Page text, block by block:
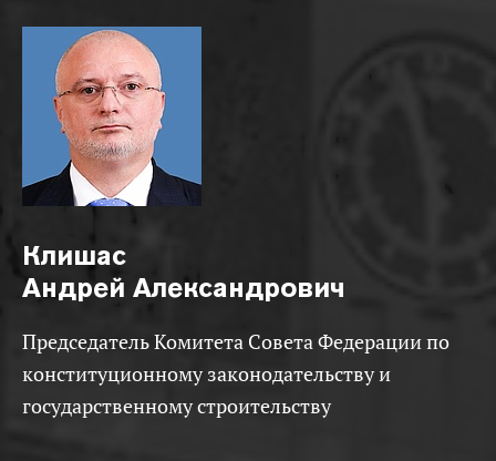
Клишас
Андрей Александрович
Председатель Комитета Совета Федерации по
конституционному законодательству и
государственному строительству